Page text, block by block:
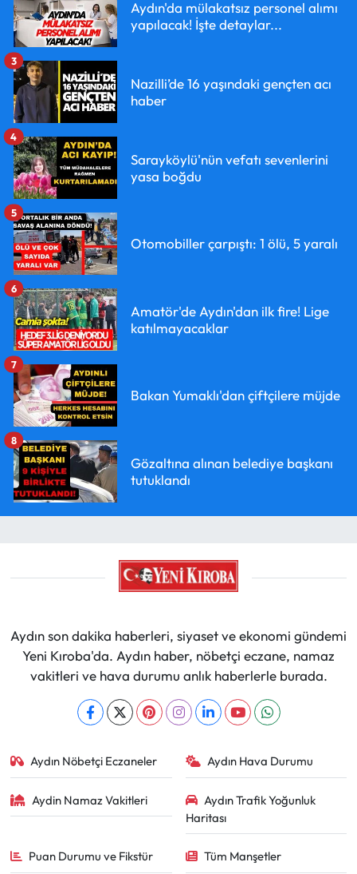
Aydın'da mülakatsız personel alımı
yapılacak! İşte detaylar...
Nazilli’de 16 yaşındaki gençten acı
haber
3
Sarayköylü'nün vefatı sevenlerini
yasa boğdu
4
Otomobiller çarpıştı: 1 ölü, 5 yaralı
5
Amatör'de Aydın'dan ilk fire! Lige
katılmayacaklar
6
Bakan Yumaklı'dan çiftçilere müjde
7
Gözaltına alınan belediye başkanı
tutuklandı
8
Aydın son dakika haberleri, siyaset ve ekonomi gündemi
Yeni Kıroba'da. Aydın haber, nöbetçi eczane, namaz
vakitleri ve hava durumu anlık haberlerle burada.
Aydın Nöbetçi Eczaneler Aydın Hava Durumu
Aydin Namaz Vakitleri
Aydın Trafik Yoğunluk
Haritası
Puan Durumu ve Fikstür Tüm Manşetler